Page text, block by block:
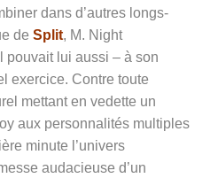
dans d’autres longs-
de Split, M. Night
pouvait lui aussi – à son
exercice. Contre toute
mettant en vedette un
aux personnalités multiples
minute l’univers
audacieuse d’un